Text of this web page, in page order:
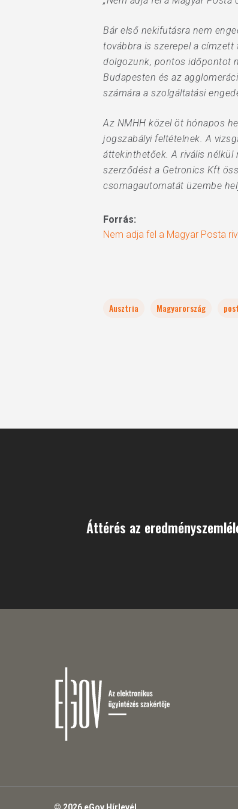
Bár első nekifutásra nem
továbbra is szerepel a
dolgozunk, pontos időpontot
Budapesten és az
számára a szolgáltatási
Az NMHH közel öt hónapos
jogszabályi feltételnek. A
áttekinthetőek. A rivális
szerződést a Getronics Kft
csomagautomatát üzembe
Forrás:
Nem adja fel a Magyar Posta
Ausztria Magyarország
Áttérés az